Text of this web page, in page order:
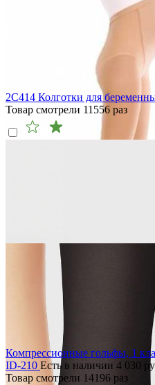
2C414 Колготки для
Товар смотрели 11556 раз
Компрессионные гольфы, 1
ID-210 Есть в наличии 4 030
Товар смотрели 14196 раз